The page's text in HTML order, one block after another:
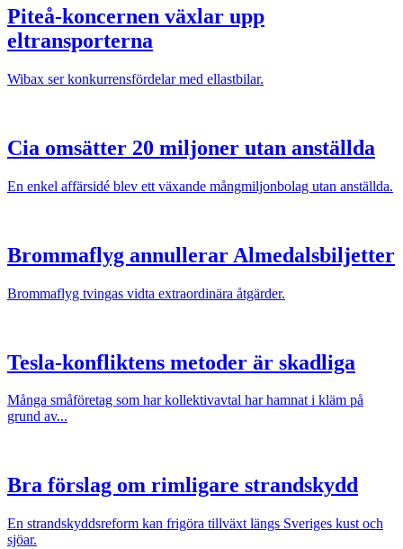
Piteå-koncernen växlar upp
eltransporterna
Wibax ser konkurrensfördelar med ellastbilar.
Cia omsätter 20 miljoner utan anställda
En enkel affärsidé blev ett växande mångmiljonbolag utan anställda.
Brommaflyg annullerar Almedalsbiljetter
Brommaflyg tvingas vidta extraordinära åtgärder.
Tesla-konfliktens metoder är skadliga
Många småföretag som har kollektivavtal har hamnat i kläm på
grund av...
Bra förslag om rimligare strandskydd
En strandskyddsreform kan frigöra tillväxt längs Sveriges kust och
sjöar.